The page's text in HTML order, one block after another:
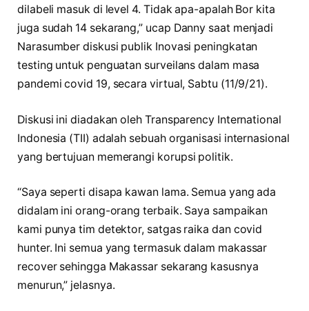
dilabeli masuk di level 4. Tidak apa-apalah Bor kita
juga sudah 14 sekarang,” ucap Danny saat menjadi
Narasumber diskusi publik Inovasi peningkatan
testing untuk penguatan surveilans dalam masa
pandemi covid 19, secara virtual, Sabtu (11/9/21).
Diskusi ini diadakan oleh Transparency International
Indonesia (TII) adalah sebuah organisasi internasional
yang bertujuan memerangi korupsi politik.
“Saya seperti disapa kawan lama. Semua yang ada
didalam ini orang-orang terbaik. Saya sampaikan
kami punya tim detektor, satgas raika dan covid
hunter. Ini semua yang termasuk dalam makassar
recover sehingga Makassar sekarang kasusnya
menurun,” jelasnya.